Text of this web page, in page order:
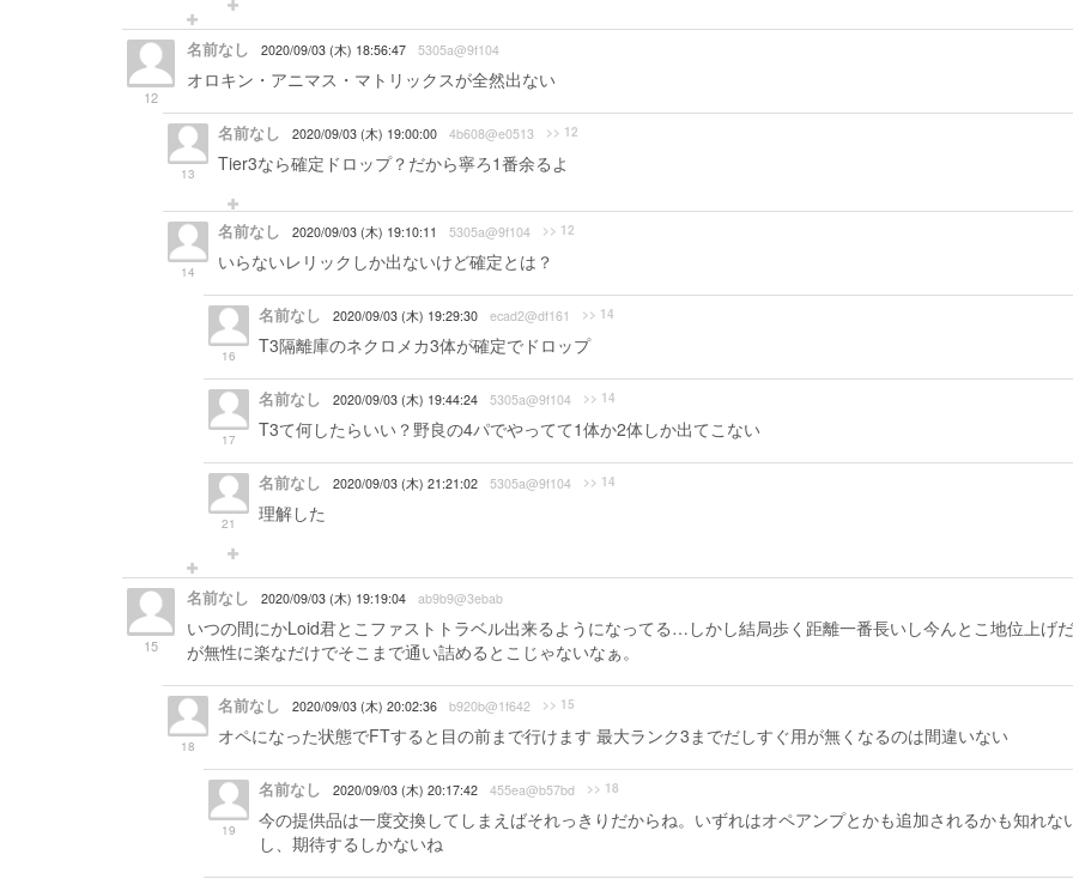
12
名前なし 2020/09/03 (木) 18:56:47 5305a@9f104
オロキン・アニマス・マトリックスが全然出ない
13
名前なし 2020/09/03 (木) 19:00:00 4b608@e0513 >> 12
Tier3なら確定ドロップ？だから寧ろ1番余るよ
14
名前なし 2020/09/03 (木) 19:10:11 5305a@9f104 >> 12
いらないレリックしか出ないけど確定とは？
16
名前なし 2020/09/03 (木) 19:29:30 ecad2@df161 >> 14
T3隔離庫のネクロメカ3体が確定でドロップ
17
名前なし 2020/09/03 (木) 19:44:24 5305a@9f104 >> 14
T3て何したらいい？野良の4パでやってて1体か2体しか出てこない
21
名前なし 2020/09/03 (木) 21:21:02 5305a@9f104 >> 14
理解した
15
名前なし 2020/09/03 (木) 19:19:04 ab9b9@3ebab
いつの間にかLoid君とこファストトラベル出来るようになってる…しかし結局歩く距離一番長いし今んとこ地位上げ
が無性に楽なだけでそこまで通い詰めるとこじゃないなぁ。
18
名前なし 2020/09/03 (木) 20:02:36 b920b@1f642 >> 15
オペになった状態でFTすると目の前まで行けます 最大ランク3までだしすぐ用が無くなるのは間違いない
19
名前なし 2020/09/03 (木) 20:17:42 455ea@b57bd >> 18
今の提供品は一度交換してしまえばそれっきりだからね。いずれはオペアンプとかも追加されるかも知れな
し、期待するしかないね